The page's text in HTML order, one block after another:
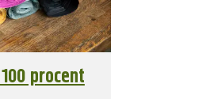
procent